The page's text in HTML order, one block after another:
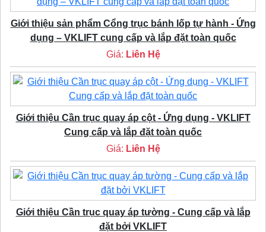
Giới thiệu sản phẩm Cổng trục bánh lốp tự hành - Ứng
dụng – VKLIFT cung cấp và lắp đặt toàn quốc
Giá: Liên Hệ
Giới thiệu Cần trục quay áp cột - Ứng dụng - VKLIFT
Cung cấp và lắp đặt toàn quốc
Giá: Liên Hệ
Giới thiệu Cần trục quay áp tường - Cung cấp và lắp
đặt bởi VKLIFT